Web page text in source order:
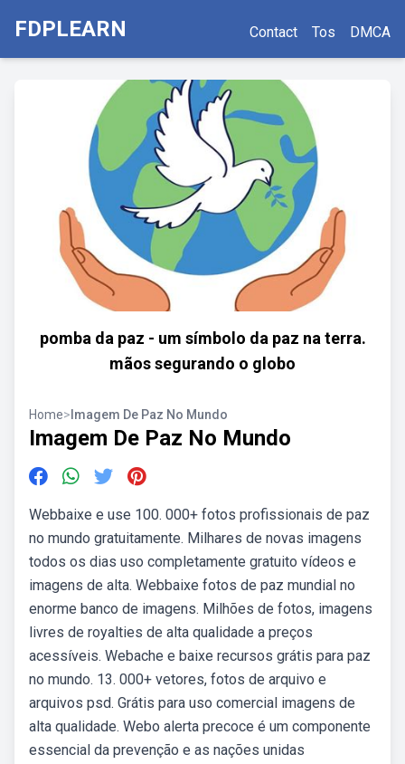
FDPLEARN Contact Tos DMCA
pomba da paz - um símbolo da paz na terra.
mãos segurando o globo
Home> Imagem De Paz No Mundo
Imagem De Paz No Mundo
Webbaixe e use 100. 000+ fotos profissionais de paz
no mundo gratuitamente. Milhares de novas imagens
todos os dias uso completamente gratuito vídeos e
imagens de alta. Webbaixe fotos de paz mundial no
enorme banco de imagens. Milhões de fotos, imagens
livres de royalties de alta qualidade a preços
acessíveis. Webache e baixe recursos grátis para paz
no mundo. 13. 000+ vetores, fotos de arquivo e
arquivos psd. Grátis para uso comercial imagens de
alta qualidade. Webo alerta precoce é um componente
essencial da prevenção e as nações unidas